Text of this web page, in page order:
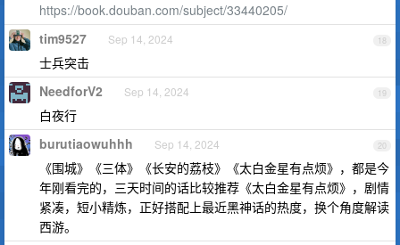
https://book.douban.com/subject/33440205/
18
tim9527 Sep 14, 2024
士兵突击
19
NeedforV2 Sep 14, 2024
白夜行
20
burutiaowuhhh Sep 14, 2024
《围城》《三体》《长安的荔枝》《太白金星有点烦》，都是今
年刚看完的，三天时间的话比较推荐《太白金星有点烦》，剧情
紧凑，短小精炼，正好搭配上最近黑神话的热度，换个角度解读
西游。